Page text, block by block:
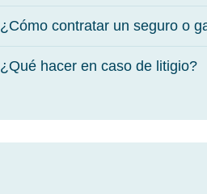
¿Cómo contratar un seguro o
¿Qué hacer en caso de litigio?